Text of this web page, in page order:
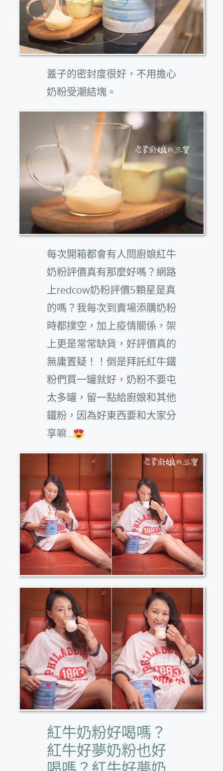
蓋子的密封度很好，不用擔心
奶粉受潮結塊。
每次開箱都會有人問廚娘紅牛
奶粉評價真有那麼好嗎？網路
上redcow奶粉評價5顆星是真
的嗎？我每次到賣場添購奶粉
時都撲空，加上疫情關係，架
上更是常常缺貨，好評價真的
無庸置疑！！倒是拜託紅牛鐵
粉們買一罐就好，奶粉不要屯
太多罐，留一點給廚娘和其他
鐵粉，因為好東西要和大家分
享嘛…
紅牛奶粉好喝嗎？
紅牛好夢奶粉也好